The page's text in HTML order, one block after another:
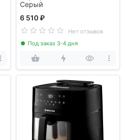
Серый
6 510 ₽
Нет отзывов
Под заказ 3-4 дня